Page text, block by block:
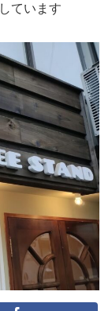
ています